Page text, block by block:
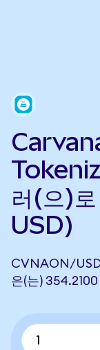
러(으)
USD)
CVNAON/
은(는)